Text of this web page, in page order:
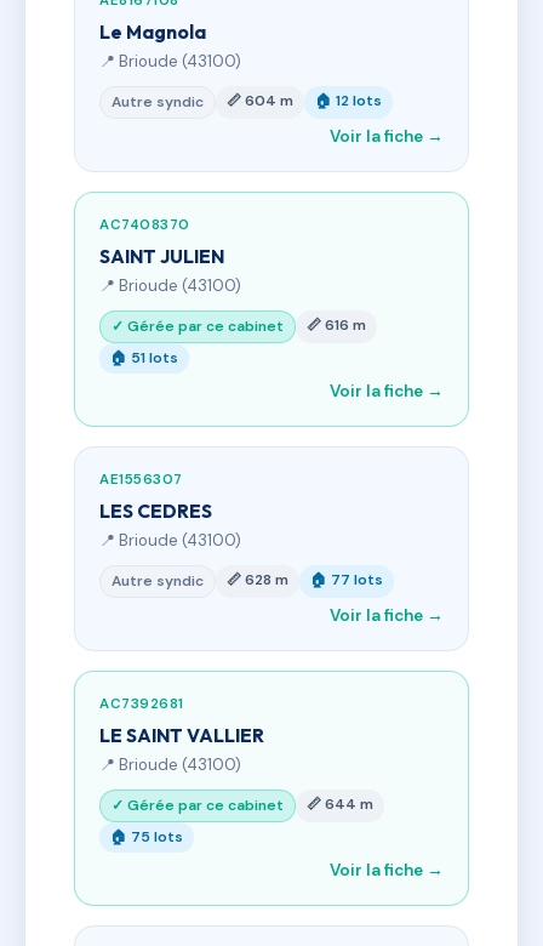
Le Magnola
📍 Brioude (43100)
Autre syndic 📏 604 m 🏠 12 lots
Voir la fiche →
AC7408370
SAINT JULIEN
📍 Brioude (43100)
✓ Gérée par ce cabinet
📏 616 m
🏠 51 lots
Voir la fiche →
AE1556307
LES CEDRES
📍 Brioude (43100)
Autre syndic 📏 628 m 🏠 77 lots
Voir la fiche →
AC7392681
LE SAINT VALLIER
📍 Brioude (43100)
✓ Gérée par ce cabinet
📏 644 m
🏠 75 lots
Voir la fiche →